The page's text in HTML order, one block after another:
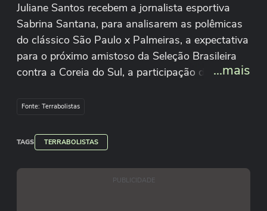
Juliane Santos recebem a jornalista esportiva
Sabrina Santana, para analisarem as polêmicas
do clássico São Paulo x Palmeiras, a expectativa
para o próximo amistoso da Seleção Brasileira
contra a Coreia do Sul, a participação dos times
e muito mais.
...mais
Fonte: Terrabolistas
TAGS TERRABOLISTAS
PUBLICIDADE